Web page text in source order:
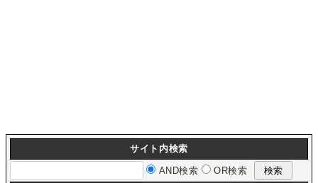
サイト内検索
AND検索
OR検索